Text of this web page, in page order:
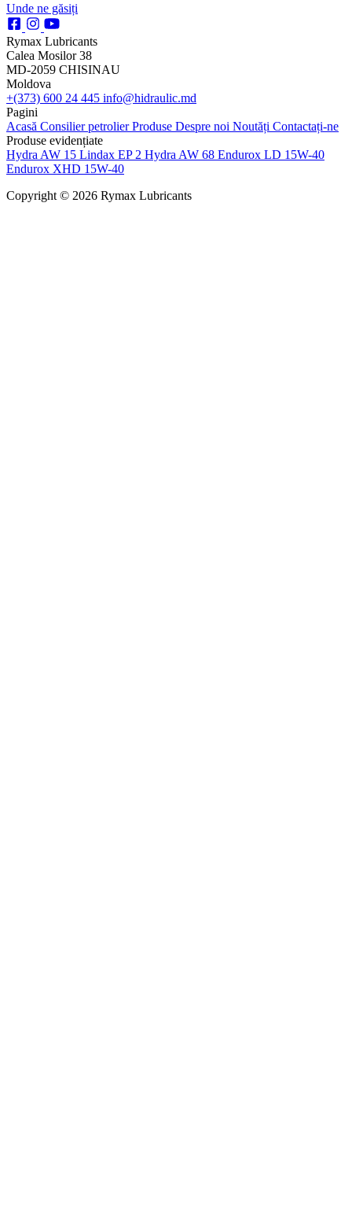
Unde ne găsiți
Rymax Lubricants
Calea Mosilor 38
MD-2059 CHISINAU
Moldova
+(373) 600 24 445 info@hidraulic.md
Pagini
Acasă Consilier petrolierProduse Despre noi Noutăți Contactați-ne
Produse evidențiate
Hydra AW 15 Lindax EP 2 Hydra AW 68 Endurox LD 15W-40
Endurox XHD 15W-40
Copyright © 2026 Rymax Lubricants